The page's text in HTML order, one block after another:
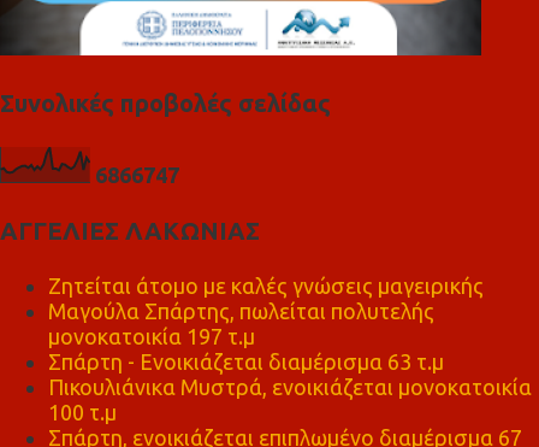
Συνολικές προβολές σελίδας
6866747
ΑΓΓΕΛΙΕΣ ΛΑΚΩΝΙΑΣ
Ζητείται άτομο με καλές γνώσεις μαγειρικής
Μαγούλα Σπάρτης, πωλείται πολυτελής
μονοκατοικία 197 τ.μ
Σπάρτη - Ενοικιάζεται διαμέρισμα 63 τ.μ
Πικουλιάνικα Μυστρά, ενοικιάζεται μονοκατοικία
100 τ.μ
Σπάρτη, ενοικιάζεται επιπλωμένο διαμέρισμα 67